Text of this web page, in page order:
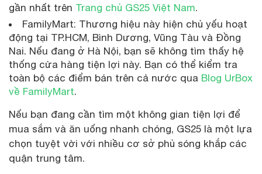
gần nhất trên Trang chủ GS25 Việt Nam.
FamilyMart: Thương hiệu này hiện chủ yếu hoạt
động tại TP.HCM, Bình Dương, Vũng Tàu và Đồng
Nai. Nếu đang ở Hà Nội, bạn sẽ không tìm thấy hệ
thống cửa hàng tiện lợi này. Bạn có thể kiểm tra
toàn bộ các điểm bán trên cả nước qua Blog UrBox
về FamilyMart.
Nếu bạn đang cần tìm một không gian tiện lợi để
mua sắm và ăn uống nhanh chóng, GS25 là một lựa
chọn tuyệt vời với nhiều cơ sở phủ sóng khắp các
quận trung tâm.